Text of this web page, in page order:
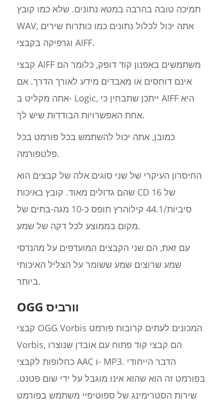
תמיכה טובה בהרבה במטא נתונים. שלא כמו קובץ
WAV, אתה יכול לכלול נתונים כמו כותרות שירים
וגרפיקה בקבצי AIFF.
קבצי AIFF משתמשים באפנון קוד דופק, כלומר הם
אינם דוחסים או מאבדים מידע לאורך הדרך. אם
אתה מקליט ב- Logic, ייתכן שתבחין כי AIFF היא
אחת האפשרויות הבודדות שיש לך.
כמובן, אתה יכול להשתמש בכל פורמט בכל
פלטפורמה.
החיסרון העיקרי של שני סוגים אלה של קבצים הוא
שהם גדולים מאוד. קובץ באיכות CD של 16
סיביות/44.1 קילוהרץ תופס כ-10 מגה-בתים של
מקום בממוצע לכל דקה של שמע.
עם זאת, הם שני הקבצים המועדפים על מהנדסי
שמע שרוצים שמע ששומר על הצליל האיכותי
ביותר.
OGG וורביס
קבצי OGG Vorbis המכונים לעתים קרובות פורמט
Vorbis, הם קבצי קוד פתוח עם אובדן שנוצרו
כחלופות לקבצי AAC ו- MP3. הדבר הייחודי
בפורמט זה הוא שהוא אינו מוגבל על ידי שום פטנט.
שירות הסטרימינג של ספוטיפיי משתמש בפורמט